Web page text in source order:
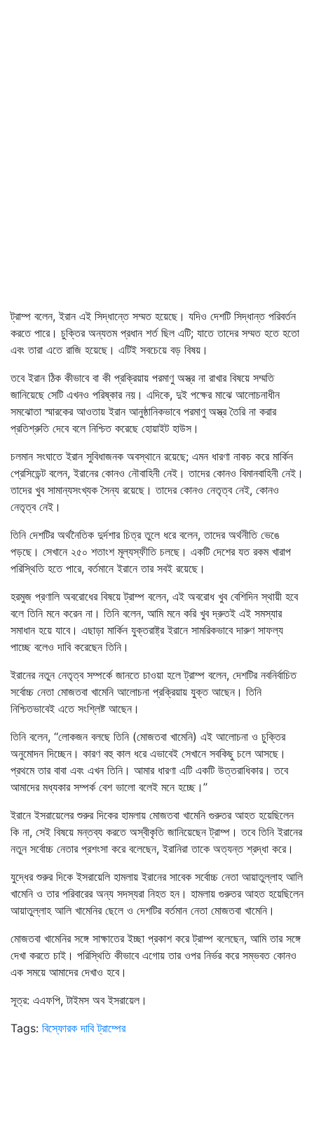
ট্রাম্প বলেন, ইরান এই সিদ্ধান্তে সম্মত হয়েছে। যদিও দেশটি সিদ্ধান্ত পরিবর্তন
করতে পারে। চুক্তির অন্যতম প্রধান শর্ত ছিল এটি; যাতে তাদের সম্মত হতে হতো
এবং তারা এতে রাজি হয়েছে। এটিই সবচেয়ে বড় বিষয়।
তবে ইরান ঠিক কীভাবে বা কী প্রক্রিয়ায় পরমাণু অস্ত্র না রাখার বিষয়ে সম্মতি
জানিয়েছে সেটি এখনও পরিষ্কার নয়। এদিকে, দুই পক্ষের মাঝে আলোচনাধীন
সমঝোতা স্মারকের আওতায় ইরান আনুষ্ঠানিকভাবে পরমাণু অস্ত্র তৈরি না করার
প্রতিশ্রুতি দেবে বলে নিশ্চিত করেছে হোয়াইট হাউস।
চলমান সংঘাতে ইরান সুবিধাজনক অবস্থানে রয়েছে; এমন ধারণা নাকচ করে মার্কিন
প্রেসিডেন্ট বলেন, ইরানের কোনও নৌবাহিনী নেই। তাদের কোনও বিমানবাহিনী নেই।
তাদের খুব সামান্যসংখ্যক সৈন্য রয়েছে। তাদের কোনও নেতৃত্ব নেই, কোনও
নেতৃত্ব নেই।
তিনি দেশটির অর্থনৈতিক দুর্দশার চিত্র তুলে ধরে বলেন, তাদের অর্থনীতি ভেঙে
পড়ছে। সেখানে ২৫০ শতাংশ মূল্যস্ফীতি চলছে। একটি দেশের যত রকম খারাপ
পরিস্থিতি হতে পারে, বর্তমানে ইরানে তার সবই রয়েছে।
হরমুজ প্রণালি অবরোধের বিষয়ে ট্রাম্প বলেন, এই অবরোধ খুব বেশিদিন স্থায়ী হবে
বলে তিনি মনে করেন না। তিনি বলেন, আমি মনে করি খুব দ্রুতই এই সমস্যার
সমাধান হয়ে যাবে। এছাড়া মার্কিন যুক্তরাষ্ট্র ইরানে সামরিকভাবে দারুণ সাফল্য
পাচ্ছে বলেও দাবি করেছেন তিনি।
ইরানের নতুন নেতৃত্ব সম্পর্কে জানতে চাওয়া হলে ট্রাম্প বলেন, দেশটির নবনির্বাচিত
সর্বোচ্চ নেতা মোজতবা খামেনি আলোচনা প্রক্রিয়ায় যুক্ত আছেন। তিনি
নিশ্চিতভাবেই এতে সংশ্লিষ্ট আছেন।
তিনি বলেন, ‘‘লোকজন বলছে তিনি (মোজতবা খামেনি) এই আলোচনা ও চুক্তির
অনুমোদন দিচ্ছেন। কারণ বহু কাল ধরে এভাবেই সেখানে সবকিছু চলে আসছে।
প্রথমে তার বাবা এবং এখন তিনি। আমার ধারণা এটি একটি উত্তরাধিকার। তবে
আমাদের মধ্যকার সম্পর্ক বেশ ভালো বলেই মনে হচ্ছে।’’
ইরানে ইসরায়েলের শুরুর দিকের হামলায় মোজতবা খামেনি গুরুতর আহত হয়েছিলেন
কি না, সেই বিষয়ে মন্তব্য করতে অস্বীকৃতি জানিয়েছেন ট্রাম্প। তবে তিনি ইরানের
নতুন সর্বোচ্চ নেতার প্রশংসা করে বলেছেন, ইরানিরা তাকে অত্যন্ত শ্রদ্ধা করে।
যুদ্ধের শুরুর দিকে ইসরায়েলি হামলায় ইরানের সাবেক সর্বোচ্চ নেতা আয়াতুল্লাহ আলি
খামেনি ও তার পরিবারের অন্য সদস্যরা নিহত হন। হামলায় গুরুতর আহত হয়েছিলেন
আয়াতুল্লাহ আলি খামেনির ছেলে ও দেশটির বর্তমান নেতা মোজতবা খামেনি।
মোজতবা খামেনির সঙ্গে সাক্ষাতের ইচ্ছা প্রকাশ করে ট্রাম্প বলেছেন, আমি তার সঙ্গে
দেখা করতে চাই। পরিস্থিতি কীভাবে এগোয় তার ওপর নির্ভর করে সম্ভবত কোনও
এক সময়ে আমাদের দেখাও হবে।
সূত্র: এএফপি, টাইমস অব ইসরায়েল।
Tags: বিস্ফোরক দাবি ট্রাম্পের